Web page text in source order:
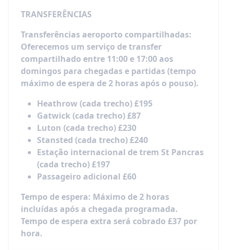
Square, M&M's World & compras em Covent
Sábado: passeio na London Eye, tour a pé por
Londres, incluindo Casas do Parlamento, Big
Ben, Westminster & Palácio de Buckingham.
SEMANA 2
Terça-feira: Visita à Catedral de São Paulo e
ao museu Tate Modern
Quinta-feira: Passeio no Hyde Park e visitas a
Kensington Palace, Royal Albert Hall &
memorial da princesa Diana.
Sábado: Visita ao London Zoo e compras em
Camden Town
SEMANA 3
Terça-feira: Visita ao British Museum
Quinta-feira: Visita à National Gallery,
National Portrait Gallery & Trafalgar Square
TRANSFERÊNCIAS
Transferências aeroporto compartilhadas:
Oferecemos um serviço de transfer
compartilhado entre 11:00 e 17:00 aos
domingos para chegadas e partidas (tempo
máximo de espera de 2 horas após o pouso).
Heathrow (cada trecho) £195
Gatwick (cada trecho) £87
Luton (cada trecho) £230
Stansted (cada trecho) £240
Estação internacional de trem St Pancras
(cada trecho) £197
Passageiro adicional £60
Tempo de espera: Máximo de 2 horas
incluídas após a chegada programada.
Tempo de espera extra será cobrado £37 por
hora.